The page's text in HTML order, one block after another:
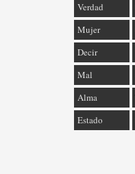
Verdad
Mujer
Decir
Mal
Alma
Estado